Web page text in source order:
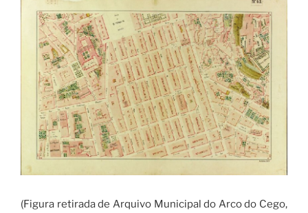
(Figura retirada de Arquivo Municipal do Arco do Cego,